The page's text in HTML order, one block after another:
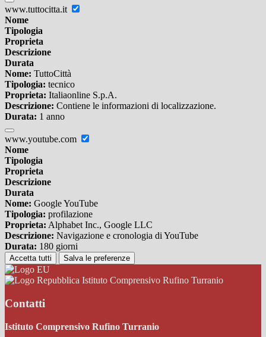
www.tuttocitta.it
Nome
Tipologia
Proprieta
Descrizione
Durata
Nome: TuttoCittà
Tipologia: tecnico
Proprieta: Italiaonline S.p.A.
Descrizione: Contiene le informazioni di localizzazione.
Durata: 1 anno
www.youtube.com
Nome
Tipologia
Proprieta
Descrizione
Durata
Nome: Google YouTube
Tipologia: profilazione
Proprieta: Alphabet Inc., Google LLC
Descrizione: Navigazione e cronologia di YouTube
Durata: 180 giorni
Accetta tutti Salva le preferenze
Istituto Comprensivo Rufino Turranio
Contatti
Istituto Comprensivo Rufino Turranio